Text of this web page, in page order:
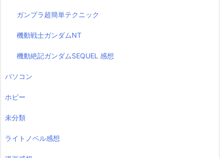
ガンプラ超簡単テクニック
機動戦士ガンダムNT
機動絶記ガンダムSEQUEL 感想
パソコン
ホビー
未分類
ライトノベル感想